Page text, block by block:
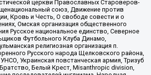
церкви Православных Староверов-
союз, Движение против
Кровь и Честь, О свободе совести и о
Омская организация общественного
Русское национальное единство, Северное
Футбольного Клуба Динамо,
религиозная организация п.
Русского народа Щелковского района,
Украинская повстанческая армия, Тризуб
Белый Крест, Misanthropic division,